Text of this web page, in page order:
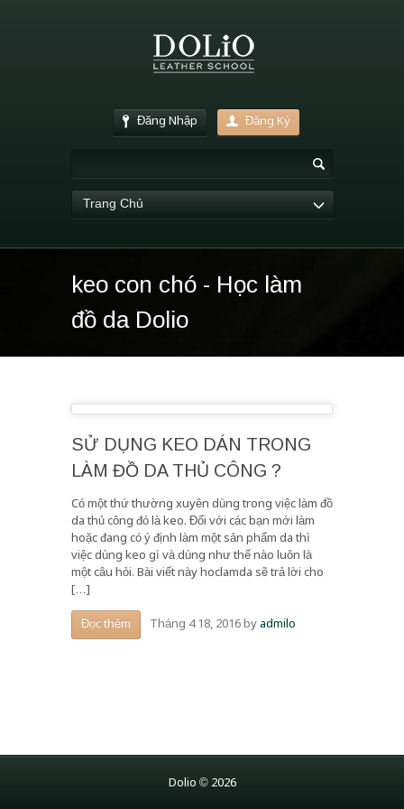
Đăng Nhập Đăng Ký
Trang Chủ
keo con chó - Học làm
đồ da Dolio
SỬ DỤNG KEO DÁN TRONG
LÀM ĐỒ DA THỦ CÔNG ?
Có một thứ thường xuyên dùng trong việc làm đồ
da thủ công đó là keo. Đối với các bạn mới làm
hoặc đang có ý định làm một sản phẩm da thì
việc dùng keo gì và dùng như thế nào luôn là
một câu hỏi. Bài viết này hoclamda sẽ trả lời cho
[…]
Đọc thêm Tháng 4 18, 2016byadmilo
Dolio © 2026